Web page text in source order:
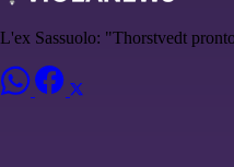
L'ex Sassuolo: "Thorstvedt